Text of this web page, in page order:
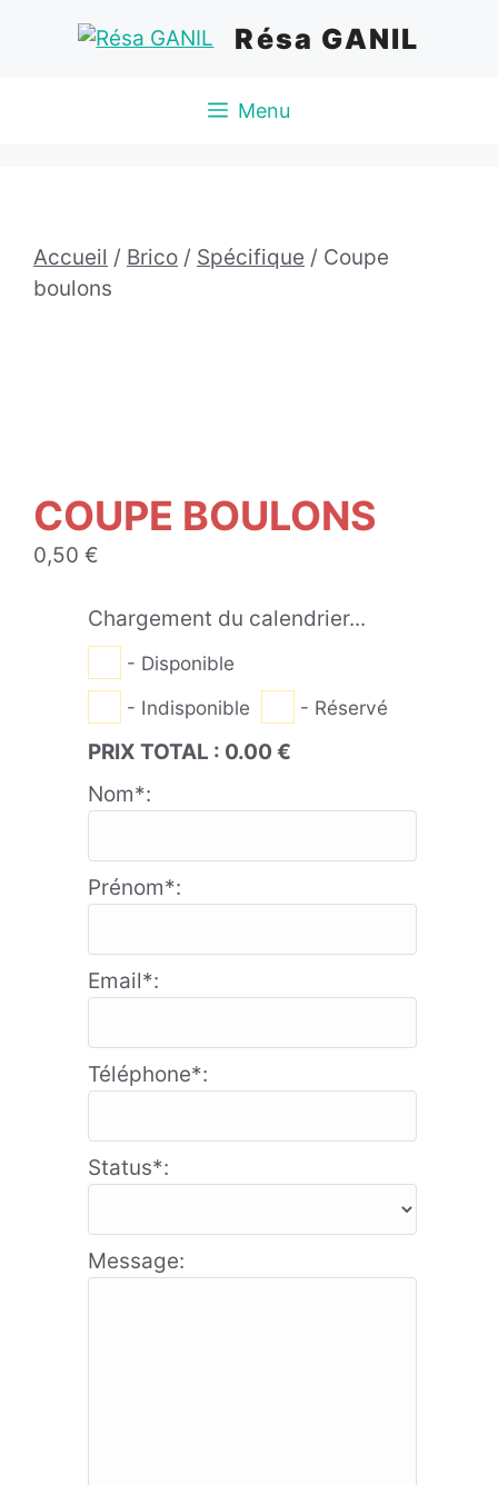
Résa GANIL
Menu
Accueil / Brico / Spécifique / Coupe
boulons
COUPE BOULONS
0,50 €
Chargement du calendrier...
- Disponible
- Indisponible
- Réservé
PRIX TOTAL : 0.00 €
Nom*:
Prénom*:
Email*:
Téléphone*:
Status*:
Message: